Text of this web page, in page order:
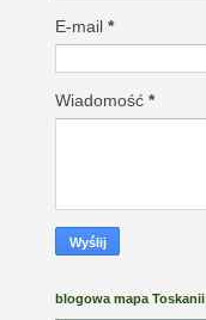
E-mail *
Wiadomość *
blogowa mapa Toskanii